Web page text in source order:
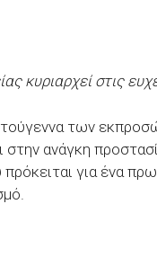
κυριαρχεί στις
των
ανάγκη
για ένα